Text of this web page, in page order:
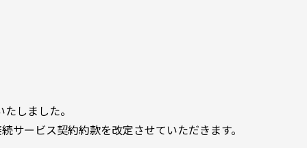
しました。
サービス契約約款を改定させていただきます。